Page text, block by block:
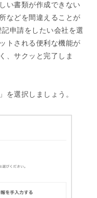
い書類が作成できない
などを間違えることが
申請をしたい会社を選
トされる便利な機能が
、サクッと完了しま
を選択しましょう。